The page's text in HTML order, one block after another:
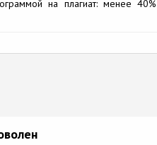
на плагиат: менее